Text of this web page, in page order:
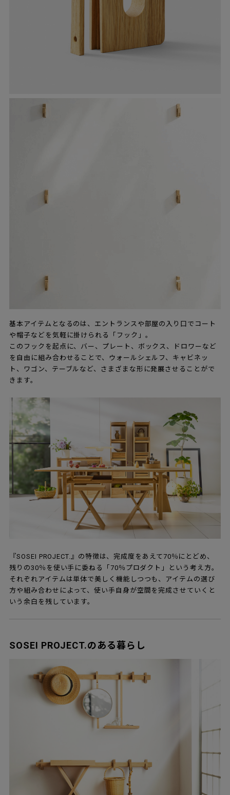
基本アイテムとなるのは、エントランスや部屋の入り口でコート
や帽子などを気軽に掛けられる「フック」。
このフックを起点に、バー、プレート、ボックス、ドロワーなど
を自由に組み合わせることで、ウォールシェルフ、キャビネッ
ト、ワゴン、テーブルなど、さまざまな形に発展させることがで
きます。
『SOSEI PROJECT.』の特徴は、完成度をあえて70％にとどめ、
残りの30％を使い手に委ねる「70％プロダクト」という考え方。
それぞれアイテムは単体で美しく機能しつつも、アイテムの選び
方や組み合わせによって、使い手自身が空間を完成させていくと
いう余白を残しています。
SOSEI PROJECT.のある暮らし